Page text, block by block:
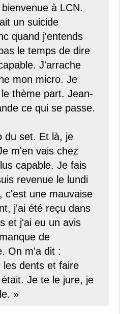
à LCN.
un suicide
quand j'entends
le temps de dire
J'arrache
mon micro. Je
thème part. Jean-
ce qui se passe.
du set. Et là, je
m'en vais chez
capable. Je fais
revenue le lundi
c'est une mauvaise
j'ai été reçu dans
et j'ai eu un avis
de
On m'a dit :
dents et faire
Je te le jure, je
»